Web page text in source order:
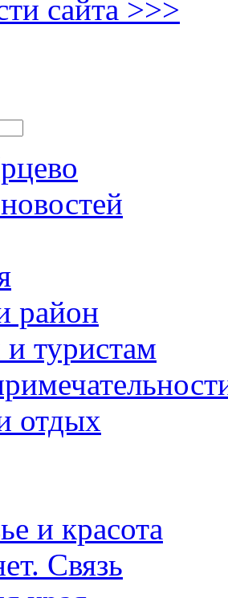
сайта >>>
район
туристам
отдых
и красота
Связь